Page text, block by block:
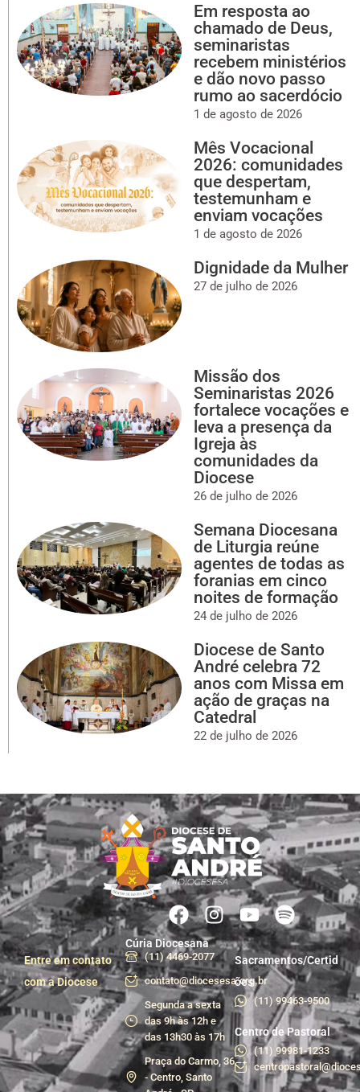
Em resposta ao
chamado de Deus,
seminaristas
recebem ministérios
e dão novo passo
rumo ao sacerdócio
1 de agosto de 2026
Mês Vocacional
2026: comunidades
que despertam,
testemunham e
enviam vocações
1 de agosto de 2026
Dignidade da Mulher
27 de julho de 2026
Missão dos
Seminaristas 2026
fortalece vocações e
leva a presença da
Igreja às
comunidades da
Diocese
26 de julho de 2026
Semana Diocesana
de Liturgia reúne
agentes de todas as
foranias em cinco
noites de formação
24 de julho de 2026
Diocese de Santo
André celebra 72
anos com Missa em
ação de graças na
Catedral
22 de julho de 2026
Entre em contato
com a Diocese
Cúria Diocesana
(11) 4469-2077
contato@diocesesa.org.br
Segunda a sexta
das 9h às 12h e
das 13h30 às 17h
Praça do Carmo, 36
- Centro, Santo
Sacramentos/Certid
ões
(11) 99463-9500
Centro de Pastoral
(11) 99981-1233